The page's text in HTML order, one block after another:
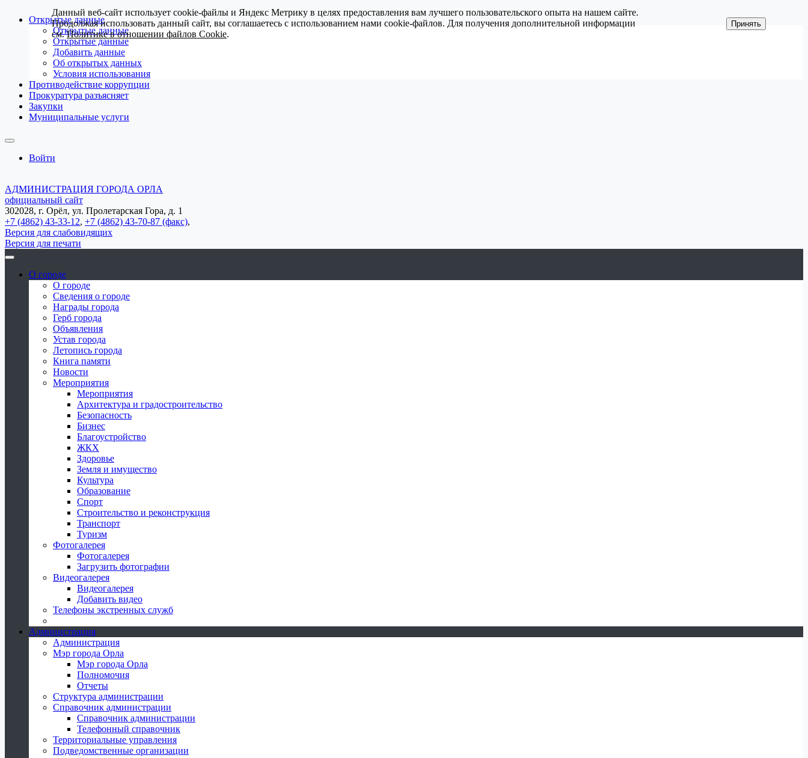
Открытые данные
Открытые данные
Открытые данные
Добавить данные
Об открытых данных
Условия использования
Противодействие коррупции
Прокуратура разъясняет
Закупки
Муниципальные услуги
Войти
АДМИНИСТРАЦИЯ ГОРОДА ОРЛА
официальный сайт
302028, г. Орёл, ул. Пролетарская Гора, д. 1
+7 (4862) 43-33-12, +7 (4862) 43-70-87 (факс),
Версия для слабовидящих
Версия для печати
О городе
О городе
Сведения о городе
Награды города
Герб города
Объявления
Устав города
Летопись города
Книга памяти
Новости
Мероприятия
Мероприятия
Архитектура и градостроительство
Безопасность
Бизнес
Благоустройство
ЖКХ
Здоровье
Земля и имущество
Культура
Образование
Спорт
Строительство и реконструкция
Транспорт
Туризм
Фотогалерея
Фотогалерея
Загрузить фотографии
Видеогалерея
Видеогалерея
Добавить видео
Телефоны экстренных служб
Администрация
Администрация
Мэр города Орла
Мэр города Орла
Полномочия
Отчеты
Структура администрации
Справочник администрации
Справочник администрации
Телефонный справочник
Территориальные управления
Подведомственные организации
Данный веб-сайт использует cookie-файлы и Яндекс Метрику в целях предоставления вам лучшего пользовательского опыта на нашем сайте.
Продолжая использовать данный сайт, вы соглашаетесь с использованием нами cookie-файлов. Для получения дополнительной информации
см.Политике в отношении файлов Cookie.
Принять